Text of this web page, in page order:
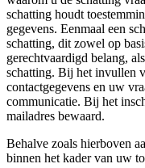
schatting houdt
gegevens. Eenmaal een
schatting, dit zowel op
gerechtvaardigd belang,
schatting. Bij het invullen
contactgegevens en uw
communicatie. Bij het
mailadres bewaard.
Behalve zoals hierboven
binnen het kader van uw